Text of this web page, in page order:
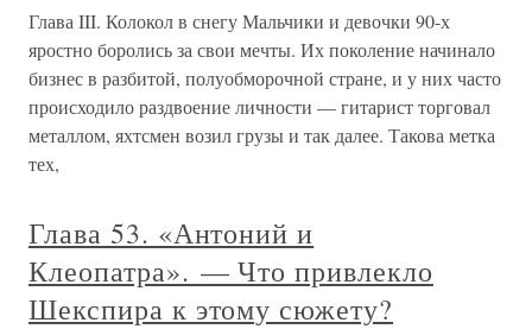
Глава III. Колокол в снегу Мальчики и девочки 90-х
яростно боролись за свои мечты. Их поколение начинало
бизнес в разбитой, полуобморочной стране, и у них часто
происходило раздвоение личности — гитарист торговал
металлом, яхтсмен возил грузы и так далее. Такова метка
тех,
Глава 53. «Антоний и
Клеопатра». — Что привлекло
Шекспира к этому сюжету?